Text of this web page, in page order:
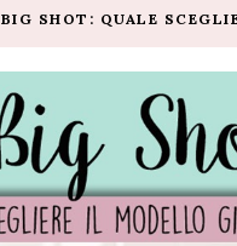
BIG SHOT: QUALE